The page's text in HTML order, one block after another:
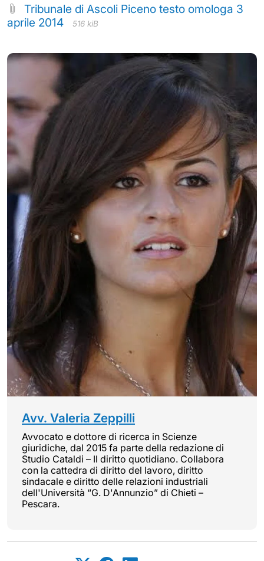
Tribunale di Ascoli Piceno testo omologa 3
aprile 2014
516 kiB
Avv. Valeria Zeppilli
Avvocato e dottore di ricerca in Scienze
giuridiche, dal 2015 fa parte della redazione di
Studio Cataldi – Il diritto quotidiano. Collabora
con la cattedra di diritto del lavoro, diritto
sindacale e diritto delle relazioni industriali
dell'Università “G. D'Annunzio” di Chieti –
Pescara.